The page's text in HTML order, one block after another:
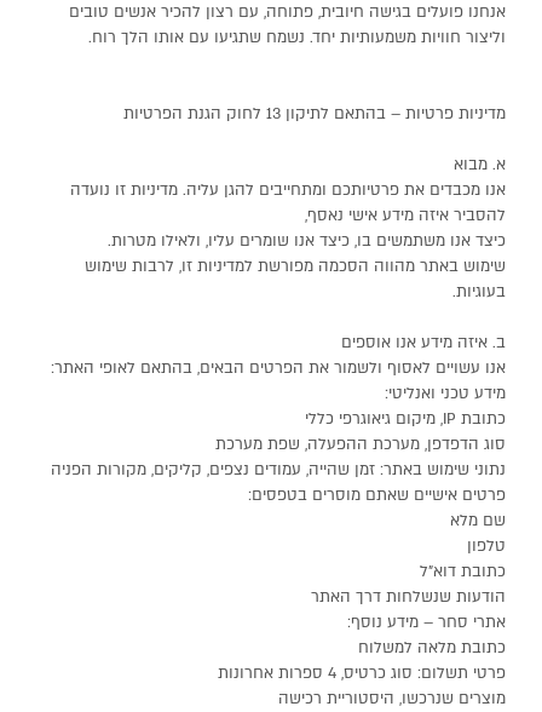
אנחנו פועלים בגישה חיובית, פתוחה, עם רצון להכיר אנשים טובים
וליצור חוויות משמעותיות יחד. נשמח שתגיעו עם אותו הלך רוח.
מדיניות פרטיות – בהתאם לתיקון 13 לחוק הגנת הפרטיות
א. מבוא
אנו מכבדים את פרטיותכם ומתחייבים להגן עליה. מדיניות זו נועדה
להסביר איזה מידע אישי נאסף,
כיצד אנו משתמשים בו, כיצד אנו שומרים עליו, ולאילו מטרות.
שימוש באתר מהווה הסכמה מפורשת למדיניות זו, לרבות שימוש
בעוגיות.
ב. איזה מידע אנו אוספים
אנו עשויים לאסוף ולשמור את הפרטים הבאים, בהתאם לאופי האתר:
מידע טכני ואנליטי:
כתובת IP, מיקום גיאוגרפי כללי
סוג הדפדפן, מערכת ההפעלה, שפת מערכת
נתוני שימוש באתר: זמן שהייה, עמודים נצפים, קליקים, מקורות הפניה
פרטים אישיים שאתם מוסרים בטפסים:
שם מלא
טלפון
כתובת דוא"ל
הודעות שנשלחות דרך האתר
אתרי סחר – מידע נוסף:
כתובת מלאה למשלוח
פרטי תשלום: סוג כרטיס, 4 ספרות אחרונות
מוצרים שנרכשו, היסטוריית רכישה